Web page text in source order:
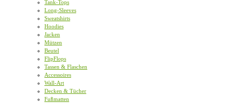
Tank-Tops
Long-Sleeves
Sweatshirts
Hoodies
Jacken
Mützen
Beutel
FlipFlops
Tassen & Flaschen
Accessoires
Wall-Art
Decken & Tücher
Fußmatten